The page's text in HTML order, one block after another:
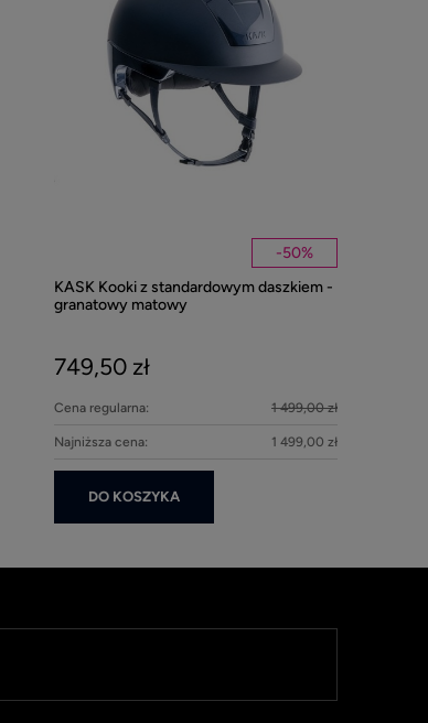
-50%
KASK Kooki z standardowym daszkiem -
granatowy matowy
749,50 zł
Cena regularna: 1 499,00 zł
Najniższa cena: 1 499,00 zł
DO KOSZYKA